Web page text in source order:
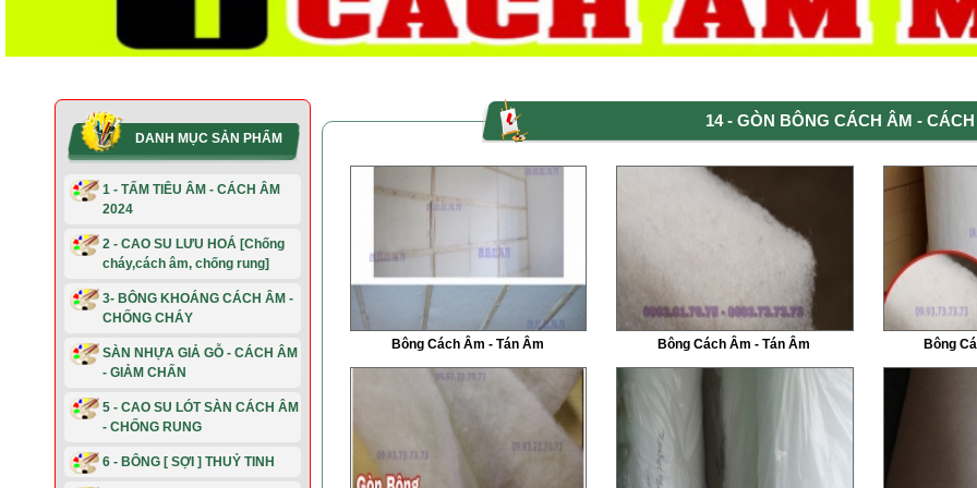
DANH MỤC SẢN PHẨM
1 - TẤM TIÊU ÂM - CÁCH ÂM
2024
2 - CAO SU LƯU HOÁ [Chống
cháy,cách âm, chống rung]
3- BÔNG KHOÁNG CÁCH ÂM -
CHỐNG CHÁY
SÀN NHỰA GIẢ GỖ - CÁCH ÂM
- GIẢM CHẤN
5 - CAO SU LÓT SÀN CÁCH ÂM
- CHỐNG RUNG
6 - BÔNG [ SỢI ] THUỶ TINH
14 - GÒN BÔNG CÁCH ÂM -
Bông Cách Âm - Tán Âm Bông Cách Âm - Tán Âm Bông